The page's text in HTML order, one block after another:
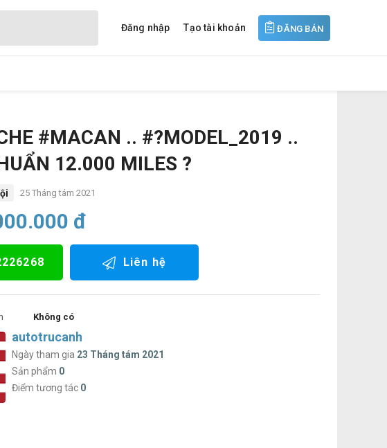
Đăng nhập Tạo tài khoản ĐĂNG BÁN
#MACAN .. #?MODEL_2019 ..
12.000 MILES ?
25 Tháng tám 2021
đ
Liên hệ
Không có
autotrucanh
Ngày tham gia 23 Tháng tám 2021
Sản phẩm 0
Điểm tương tác 0